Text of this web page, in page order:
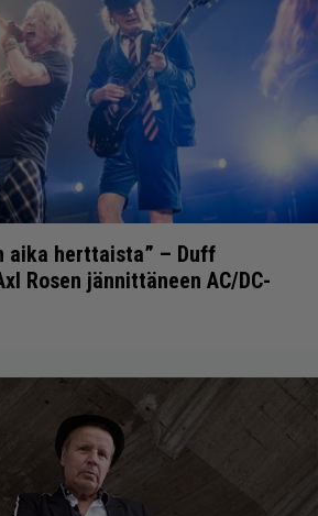
aika herttaista” – Duff
Rosen jännittäneen AC/DC-